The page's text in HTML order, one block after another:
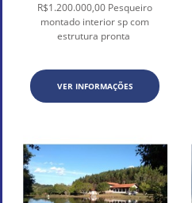
R$1.200.000,00 Pesqueiro
montado interior sp com
estrutura pronta
VER INFORMAÇÕES